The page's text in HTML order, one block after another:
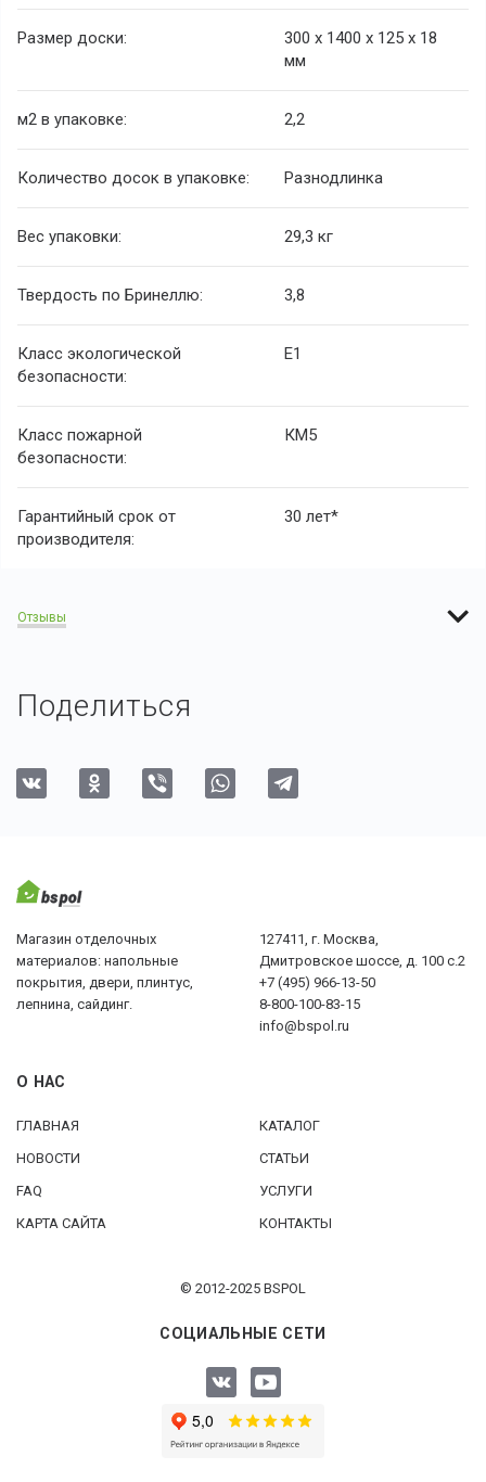
Размер доски:
300 х 1400 х 125 х 18
мм
м2 в упаковке: 2,2
Количество досок в упаковке: Разнодлинка
Вес упаковки: 29,3 кг
Твердость по Бринеллю: 3,8
Класс экологической
безопасности:
E1
Класс пожарной
безопасности:
КМ5
Гарантийный срок от
производителя:
30 лет*
Отзывы
Поделиться
Магазин отделочных
материалов: напольные
покрытия, двери, плинтус,
лепнина, сайдинг.
127411, г. Москва,
Дмитровское шоссе, д. 100 с.2
+7 (495) 966-13-50
8-800-100-83-15
info@bspol.ru
О НАС
ГЛАВНАЯ
КАТАЛОГ
НОВОСТИ
СТАТЬИ
FAQ
УСЛУГИ
КАРТА САЙТА
КОНТАКТЫ
© 2012-2025 BSPOL
СОЦИАЛЬНЫЕ СЕТИ